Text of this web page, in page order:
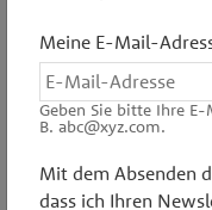
Dipl.-
Meine E-Mail-
Geben Sie bitte Ihre
B. abc@xyz.com.
Mit dem Absenden
dass ich Ihren